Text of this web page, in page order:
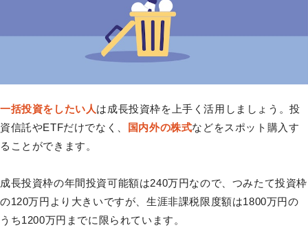
一括投資をしたい人は成長投資枠を上手く活用しましょう。投
資信託やETFだけでなく、
国内外の株式などをスポット購入す
ることができます。
成長投資枠の年間投資可能額は240万円なので、つみたて投資枠
の120万円より大きいですが、生涯非課税限度額は1800万円の
うち1200万円までに限られています。